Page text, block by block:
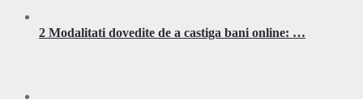
2 Modalitati dovedite de a castiga bani online: …